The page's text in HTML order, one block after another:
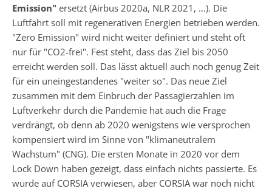
Emission" ersetzt (Airbus 2020a, NLR 2021, …). Die
Luftfahrt soll mit regenerativen Energien betrieben werden.
"Zero Emission" wird nicht weiter definiert und steht oft
nur für "CO2-frei". Fest steht, dass das Ziel bis 2050
erreicht werden soll. Das lässt aktuell auch noch genug Zeit
für ein uneingestandenes "weiter so". Das neue Ziel
zusammen mit dem Einbruch der Passagierzahlen im
Luftverkehr durch die Pandemie hat auch die Frage
verdrängt, ob denn ab 2020 wenigstens wie versprochen
kompensiert wird im Sinne von "klimaneutralem
Wachstum" (CNG). Die ersten Monate in 2020 vor dem
Lock Down haben gezeigt, dass einfach nichts passierte. Es
wurde auf CORSIA verwiesen, aber CORSIA war noch nicht